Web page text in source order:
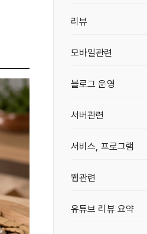
리뷰
모바일관련
블로그 운영
서버관련
서비스, 프로그램
웹관련
유튜브 리뷰 요약